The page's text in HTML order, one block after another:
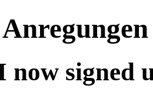
now signed